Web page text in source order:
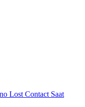
Lost Contact Saat